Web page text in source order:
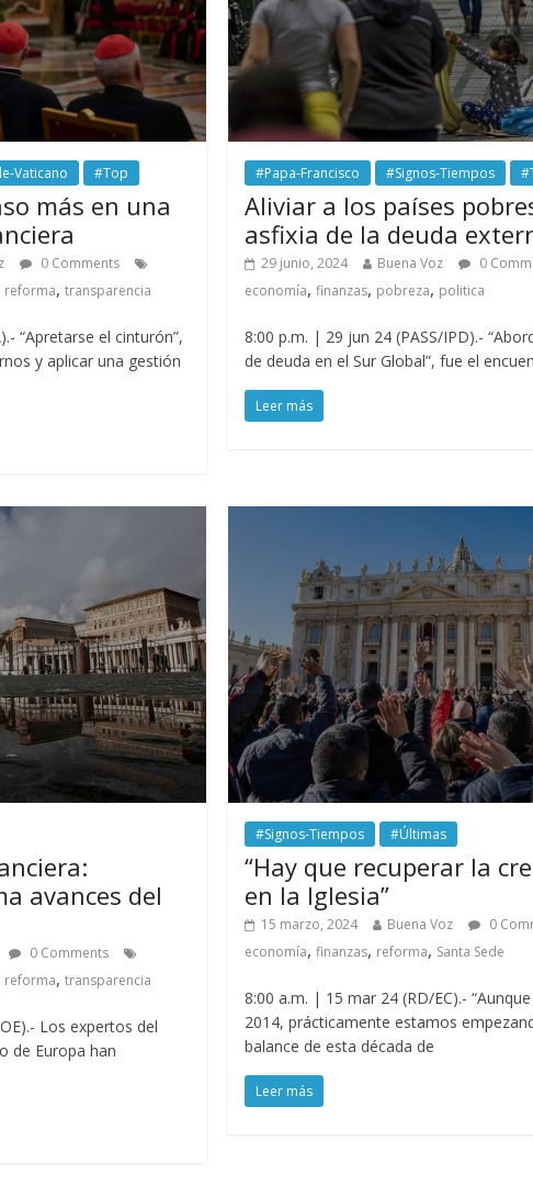
Vaticano #Top
más en una
0 Comments
reforma, transparencia
“Apretarse el cinturón”,
y aplicar una gestión
#Papa-Francisco #Signos-Tiempos
Aliviar a los países
asfixia de la deuda
29 junio, 2024 Buena Voz
0
economía,finanzas, pobreza, politica
8:00 p.m. | 29 jun 24 (PASS/IPD).-
de deuda en el Sur Global”, fue el
Leer más
avances del
0 Comments
reforma, transparencia
Los expertos del
de Europa han
#Signos-Tiempos #Últimas
“Hay que recuperar la
en la Iglesia”
15 marzo, 2024 Buena Voz
0
economía,finanzas, reforma, Santa Sede
8:00 a.m. | 15 mar 24 (RD/EC).-
2014, prácticamente estamos
balance de esta década de
Leer más